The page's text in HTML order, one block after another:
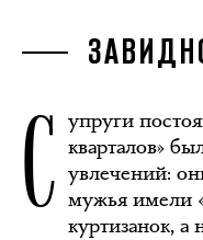
С упруги
кварталов»
увлечений:
мужья имели
куртизанок,